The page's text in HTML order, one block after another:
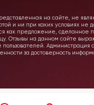
на сайте, не
и ни при каких условиях не
как предложение, сделанное
Отзывы на данном сайте
Администрация
за достоверность